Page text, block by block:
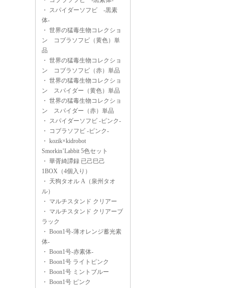
・ スパイダーソフビ -黒素
体-
・ 世界の猛毒生物コレクショ
ン コブラソフビ（黄色）単
品
・ 世界の猛毒生物コレクショ
ン コブラソフビ（赤）単品
・ 世界の猛毒生物コレクショ
ン スパイダー（黄色）単品
・ 世界の猛毒生物コレクショ
ン スパイダー（赤）単品
・ スパイダーソフビ -ピンク-
・
コブラソフビ -ピンク-
・ kozik×kidrobot
Smorkin’Labbit 5色セット
・ 華胥綺譚録 已己巳己
1BOX（4個入り）
・ 天狗タオル A（泉州タオ
ル）
・ マルチスタンド クリアー
・ マルチスタンド クリアーブ
ラック
・ Boon1号-薄オレンジ蓄光素
体-
・ Boon1号-赤素体-
・ Boon1号 ライトピンク
・ Boon1号 ミントブルー
・ Boon1号 ピンク